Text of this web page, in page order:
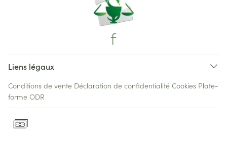
Liens légaux
Conditions de vente Déclaration de confidentialité Cookies Plate-
forme ODR